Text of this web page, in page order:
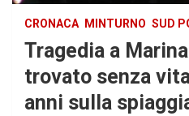
CRONACA MINTURNO SUD
Tragedia a
trovato senza
anni sulla